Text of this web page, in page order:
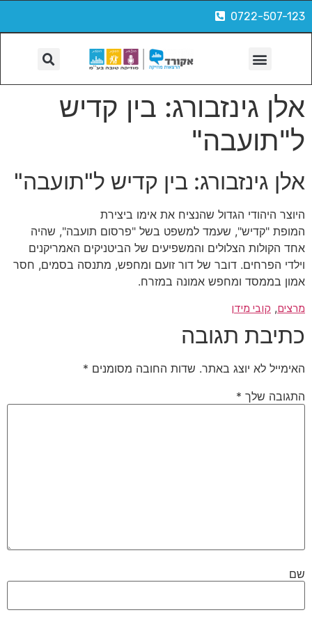
0722-507-123
אלן גינזבורג: בין קדיש
ל"תועבה"
אלן גינזבורג: בין קדיש ל"תועבה"
היוצר היהודי הגדול שהנציח את אימו ביצירת
המופת "קדיש", שעמד למשפט בשל "פרסום תועבה", שהיה
אחד הקולות הצלולים והמשפיעים של הביטניקים האמריקנים
וילדי הפרחים. דובר של דור זועם ומחפש, מתנסה בסמים, חסר
אמון בממסד ומחפש אמונה במזרח.
מרצים, קובי מידן
כתיבת תגובה
האימייל לא יוצג באתר. שדות החובה מסומנים *
התגובה שלך *
שם